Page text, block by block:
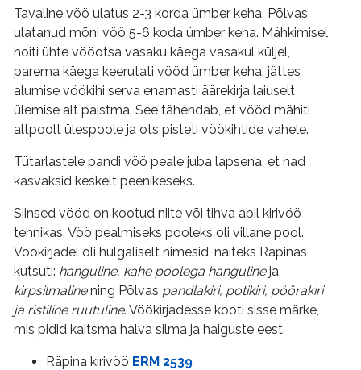
Tavaline vöö ulatus 2-3 korda ümber keha. Põlvas
ulatanud mõni vöö 5-6 koda ümber keha. Mähkimisel
hoiti ühte vööotsa vasaku käega vasakul küljel,
parema käega keerutati vööd ümber keha, jättes
alumise vöökihi serva enamasti äärekirja laiuselt
ülemise alt paistma. See tähendab, et vööd mähiti
altpoolt ülespoole ja ots pisteti vöökihtide vahele.
Tütarlastele pandi vöö peale juba lapsena, et nad
kasvaksid keskelt peenikeseks.
Siinsed vööd on kootud niite või tihva abil kirivöö
tehnikas. Vöö pealmiseks pooleks oli villane pool.
Vöökirjadel oli hulgaliselt nimesid, näiteks Räpinas
kutsuti: hanguline, kahe poolega hangulineja
kirpsilmalinening Põlvas pandlakiri, potikiri, pöörakiri
ja ristiline ruutuline. Vöökirjadesse kooti sisse märke,
mis pidid kaitsma halva silma ja haiguste eest.
Räpina kirivöö ERM 2539